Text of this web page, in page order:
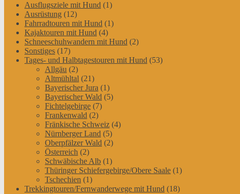
Ausflugsziele mit Hund (1)
Ausrüstung (12)
Fahrradtouren mit Hund (1)
Kajaktouren mit Hund (4)
Schneeschuhwandern mit Hund (2)
Sonstiges (17)
Tages- und Halbtagestouren mit Hund (53)
Allgäu (2)
Altmühltal (21)
Bayerischer Jura (1)
Bayerischer Wald (5)
Fichtelgebirge (7)
Frankenwald (2)
Fränkische Schweiz (4)
Nürnberger Land (5)
Oberpfälzer Wald (2)
Österreich (2)
Schwäbische Alb (1)
Thüringer Schiefergebirge/Obere Saale (1)
Tschechien (1)
Trekkingtouren/Fernwanderwege mit Hund (18)